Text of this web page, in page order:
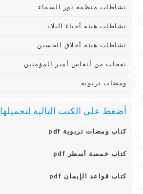
نشاطات منظمة نور السماء
نشاطات هيئة أحياء البلاد
نشاطات هيئة أخلاق الحسين
نفحات من أنفاس أمير المؤمنين
ومضات تربوية
أضغط على الكتب التالية لتحميلها pdf:
كتاب ومضات تربوية pdf
كتاب خمسة أسطر pdf
كتاب قواعد الإيمان pdf